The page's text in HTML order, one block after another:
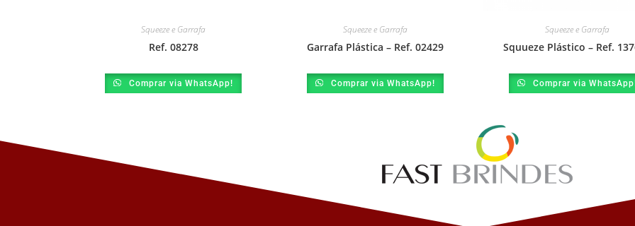
Squeeze e Garrafa
Ref. 08278
Comprar via WhatsApp!
Squeeze e Garrafa
Garrafa Plástica – Ref. 02429
Comprar via WhatsApp!
Squeeze e Garrafa
Squueze Plástico – Ref.
Comprar via